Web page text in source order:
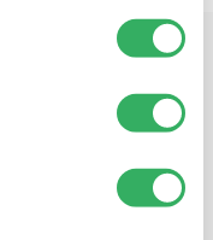
på "Privacy
Vi sidder
til